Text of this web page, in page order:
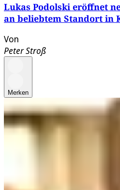
Lukas Podolski eröffnet
an beliebtem Standort in
Von
Peter Stroß
Merken